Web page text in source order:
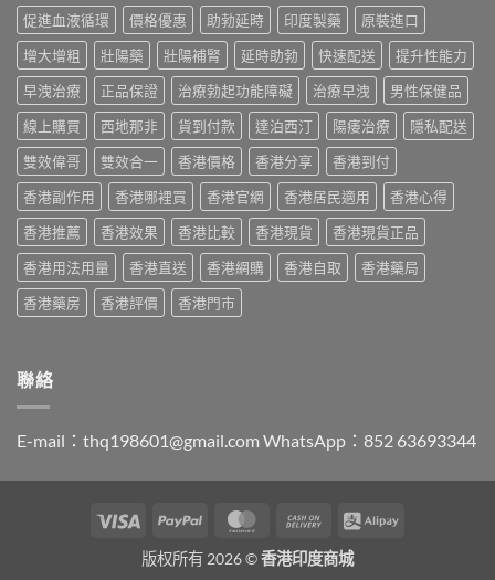
指
南〉
中
作
用
與
香
港
購
買
指
南〉
中
略：
印
度
版
Viagra
售
價
比
較、
正
貨
分
辨
與
購
買
指
版
價
格
2026：
香
港
哪
裡
買
最
划
算？
POXET-
60
與
原
廠
辨
南〉
促進血液循環 價格優惠 助勃延時 印度製藥
原裝進口
增大增粗
壯陽藥 壯陽補腎 延時助勃 快速配送
提升性能力
早洩治療
正品保證 治療勃起功能障礙 治療早洩
男性保健品
線上購買
西地那非 貨到付款 達泊西汀 陽痿治療
隱私配送
雙效偉哥
雙效合一 香港價格 香港分享
香港到付
香港副作用
香港哪裡買 香港官網 香港居民適用
香港心得
香港推薦
香港效果 香港比較 香港現貨
香港現貨正品
香港用法用量
香港直送 香港網購 香港自取
香港藥局
香港藥房
香港評價 香港門市
聯絡
E-mail： thq198601@gmail.com WhatsApp：852 63693344
Visa PayPal MasterCardCash
Delivery
Alipay
版权所有 2026 ©香港印度商城